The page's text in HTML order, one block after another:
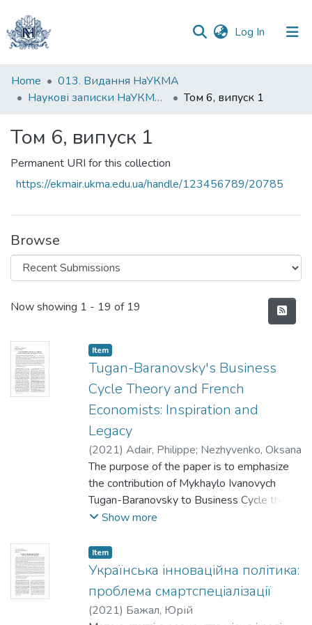
Log In (current)
Communities
&
All of DSpace
Statistics
Home
013. Видання НаУКМА
Наукові записки НаУКМА. Економічні науки
Том 6, випуск 1
Том 6, випуск 1
Permanent URI for this collection
https://ekmair.ukma.edu.ua/handle/123456789/20785
Browse
Recent Submissions
Now showing 1 - 19 of 19
Item
Tugan-Baranovsky's Business
Cycle Theory and French
Economists: Inspiration and
Legacy
(2021) Adair, Philippe; Nezhyvenko, Oksana
The purpose of the paper is to emphasize
the contribution of Mykhaylo Ivanovych
Tugan-Baranovsky to Business Cycle theory
and its legacy among French economists.
prominent Ukrainian economist was a cycle
theorist who was inspired by some French
or francophone economists whose language
he mastered. His theory of industrial crises
proved influential upon some major
Show more
Item
Українська інноваційна політика:
проблема смартспеціалізації
(2021) Бажал, Юрій